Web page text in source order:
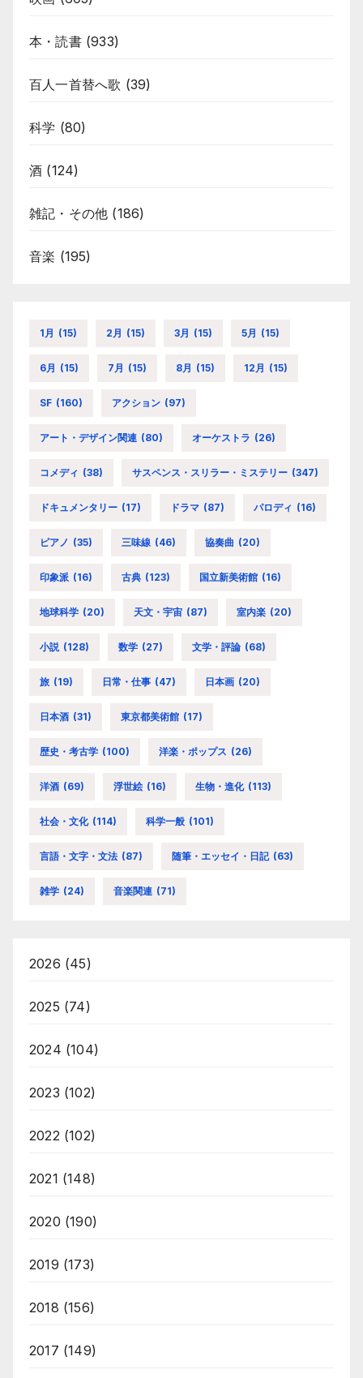
本・読書(933)
百人一首替へ歌 (39)
科学 (80)
酒 (124)
雑記・その他 (186)
音楽 (195)
1月 (15) 2月 (15) 3月 (15) 5月 (15)
6月 (15) 7月 (15) 8月 (15) 12月 (15)
SF (160) アクション (97)
アート・デザイン関連 (80) オーケストラ (26)
コメディ (38) サスペンス・スリラー・ミステリー (347)
ドキュメンタリー (17) ドラマ (87) パロディ (16)
ピアノ (35) 三味線 (46) 協奏曲 (20)
印象派 (16) 古典 (123) 国立新美術館 (16)
地球科学 (20) 天文・宇宙 (87) 室内楽 (20)
小説 (128) 数学 (27) 文学・評論 (68)
旅 (19) 日常・仕事 (47) 日本画 (20)
日本酒 (31) 東京都美術館 (17)
歴史・考古学 (100) 洋楽・ポップス (26)
洋酒 (69) 浮世絵 (16) 生物・進化 (113)
社会・文化 (114) 科学一般 (101)
言語・文字・文法 (87) 随筆・エッセイ・日記 (63)
雑学 (24) 音楽関連 (71)
2026 (45)
2025 (74)
2024 (104)
2023 (102)
2022(102)
2021 (148)
2020 (190)
2019 (173)
2018 (156)
2017 (149)